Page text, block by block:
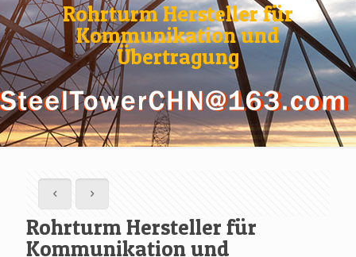
Rohrturm Hersteller für
Kommunikation und
Übertragung
Rohrturm Hersteller für
Kommunikation und